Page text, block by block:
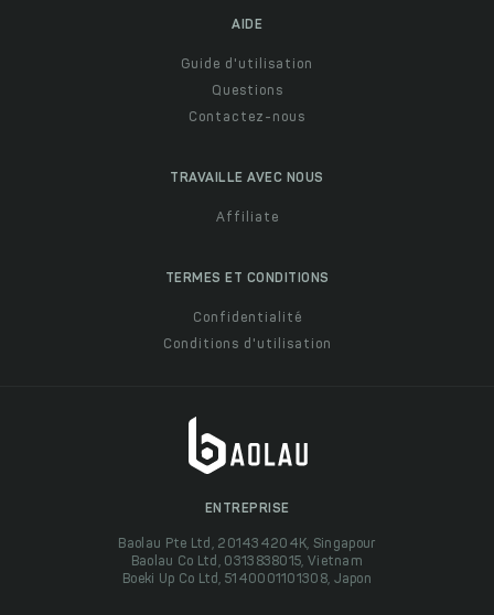
AIDE
Guide d'utilisation
Questions
Contactez-nous
TRAVAILLE AVEC NOUS
Affiliate
TERMES ET CONDITIONS
Confidentialité
Conditions d'utilisation
ENTREPRISE
Baolau Pte Ltd, 201434204K, Singapour
Baolau Co Ltd, 0313838015, Vietnam
Boeki Up Co Ltd, 5140001101308, Japon